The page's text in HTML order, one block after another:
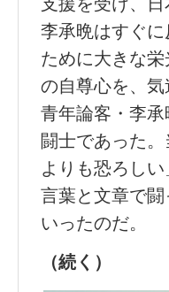
李承晩はすぐ
ために大きな
の自尊心を、
青年論客・李
闘士であった
よりも恐ろし
言葉と文章で
いったのだ。
（続く）